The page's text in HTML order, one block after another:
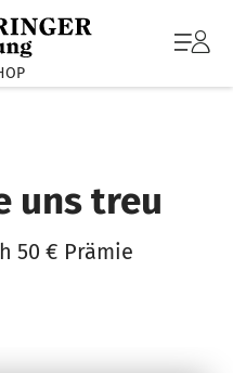
uns treu
50 € Prämie